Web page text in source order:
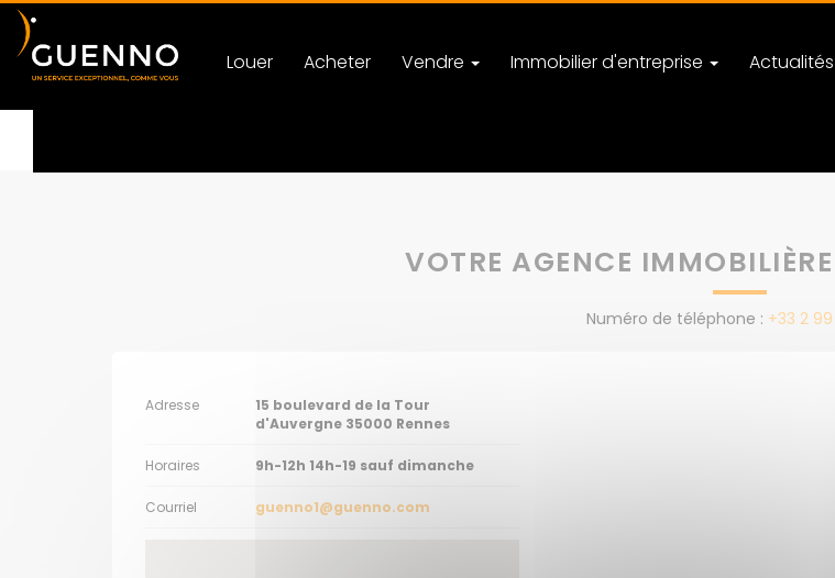
Louer Acheter Vendre Immobilier d'entreprise Actualités
VOTRE AGENCE
Numéro de téléphone : +33 2 99
Adresse
15 boulevard de la Tour
d'Auvergne 35000 Rennes
Horaires 9h-12h 14h-19 sauf dimanche
Courriel guenno1@guenno.com